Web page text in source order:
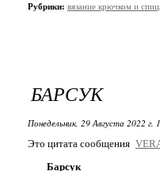
Рубрики: вязание крючком и
БАРСУК
Понедельник, 29 Августа 2022 г.
Это цитата сообщения
Барсук